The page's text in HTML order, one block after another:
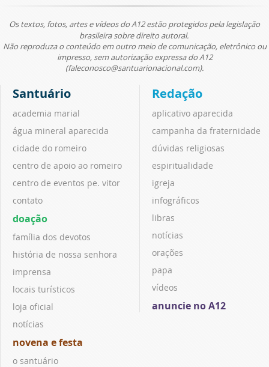
Os textos, fotos, artes e vídeos do A12 estão protegidos pela legislação
brasileira sobre direito autoral.
Não reproduza o conteúdo em outro meio de comunicação, eletrônico ou
impresso, sem autorização expressa do A12
(faleconosco@santuarionacional.com).
Santuário
academia marial
água mineral aparecida
cidade do romeiro
centro de apoio ao romeiro
centro de eventos pe. vitor
contato
doação
família dos devotos
história de nossa senhora
imprensa
locais turísticos
loja oficial
notícias
novena e festa
o santuário
Redação
aplicativo aparecida
campanha da fraternidade
dúvidas religiosas
espiritualidade
igreja
infográficos
libras
notícias
orações
papa
vídeos
anuncie no A12